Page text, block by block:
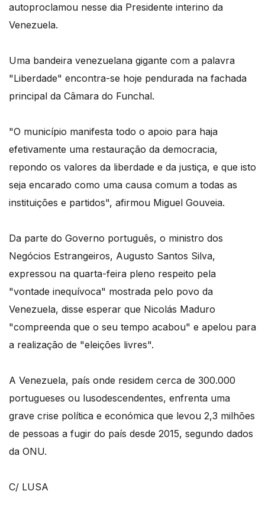
autoproclamou nesse dia Presidente interino da
Venezuela.
Uma bandeira venezuelana gigante com a palavra
"Liberdade" encontra-se hoje pendurada na fachada
principal da Câmara do Funchal.
"O município manifesta todo o apoio para haja
efetivamente uma restauração da democracia,
repondo os valores da liberdade e da justiça, e que isto
seja encarado como uma causa comum a todas as
instituições e partidos", afirmou Miguel Gouveia.
Da parte do Governo português, o ministro dos
Negócios Estrangeiros, Augusto Santos Silva,
expressou na quarta-feira pleno respeito pela
"vontade inequívoca" mostrada pelo povo da
Venezuela, disse esperar que Nicolás Maduro
"compreenda que o seu tempo acabou" e apelou para
a realização de "eleições livres".
A Venezuela, país onde residem cerca de 300.000
portugueses ou lusodescendentes, enfrenta uma
grave crise política e económica que levou 2,3 milhões
de pessoas a fugir do país desde 2015, segundo dados
da ONU.
C/ LUSA